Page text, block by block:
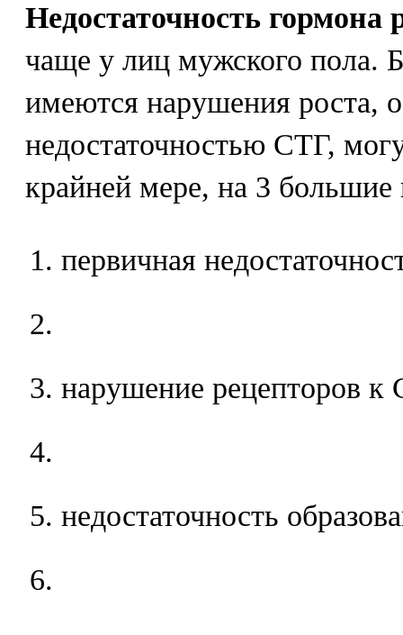
Недостаточность гормона
чаще у лиц мужского пола.
имеются нарушения роста,
недостаточностью СТГ,
крайней мере, на 3
первичная
нарушение рецепторов к
недостаточность